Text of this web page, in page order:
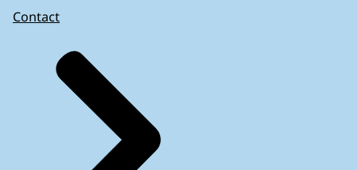
Contact